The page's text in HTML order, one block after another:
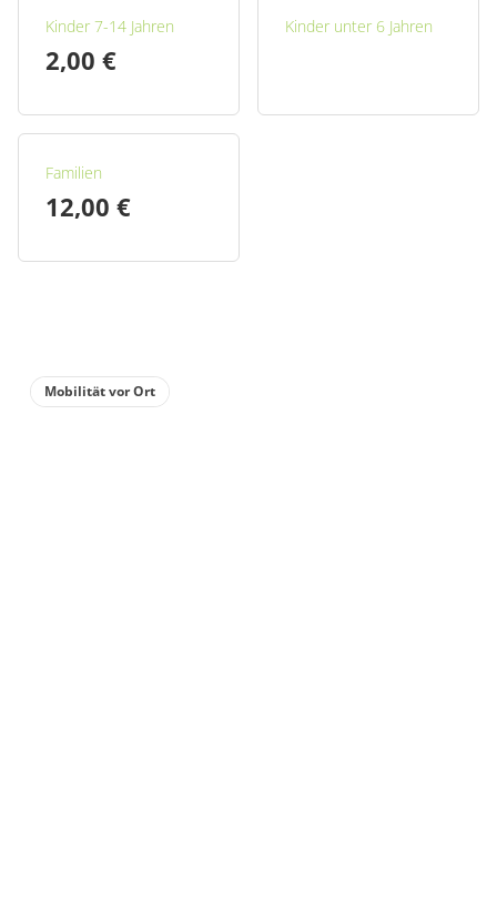
Kinder 7-14 Jahren
2,00 €
Kinder unter 6 Jahren
Familien
12,00 €
Mobilität vor Ort